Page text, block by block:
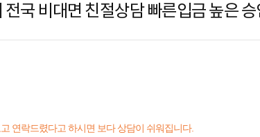
전국 비대면 친절상담 빠른입금 높은
연락드렸다고 하시면 보다 상담이 쉬워집니다.